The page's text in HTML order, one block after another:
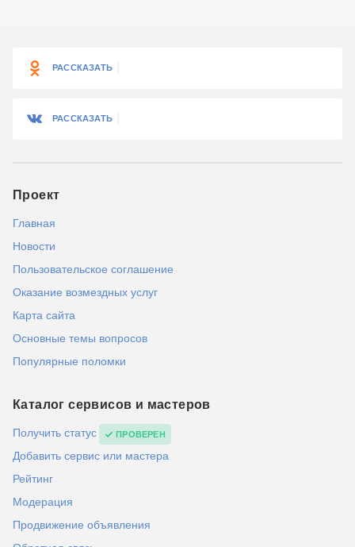
РАССКАЗАТЬ
РАССКАЗАТЬ
Проект
Главная
Новости
Пользовательское соглашение
Оказание возмездных услуг
Карта сайта
Основные темы вопросов
Популярные поломки
Каталог сервисов и мастеров
Получить статус ПРОВЕРЕН
Добавить сервис или мастера
Рейтинг
Модерация
Продвижение объявления